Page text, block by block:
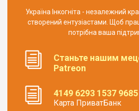
Україна Інкогніта - незалежний
створений ентузіастами. Щоб
потрібна ваша
Станьте нашим
Patreon
4149 6293 1537 9685
Карта ПриватБанк